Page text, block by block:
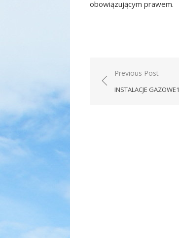
obowiązującym prawem.
Nawigacja
wpisu
Previous Post
INSTALACJE GAZOWE1